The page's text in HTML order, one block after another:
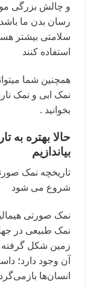
و چالش بزرگی
رسان بدن ما
سلامتی بیشتر
استفاده کنند
همچنین شما
نمک ابی و نمک
بخوانید .
حالا بهتره
بیاندازیم
شروع می شود
نمک صورتی
نمک طبیعی در
زمین شکل گرفته
آن وجود دارد؛
انسان‌ها